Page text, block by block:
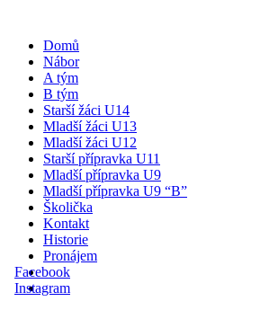
Domů
Nábor
A tým
B tým
Starší žáci U14
Mladší žáci U13
Mladší žáci U12
Starší přípravka U11
Mladší přípravka U9
Mladší přípravka U9 “B”
Školička
Kontakt
Historie
Pronájem
Facebook
Instagram